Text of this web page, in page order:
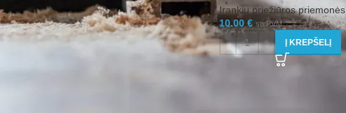
SILVERLINE Reversinių pincetų
rinkinys 2 vnt.
Įrankių priežiūros priemonės
10.00 € su PVM
Į KREPŠELĮ